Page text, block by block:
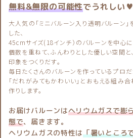
無料&無限の可能性でうれしい♥
大人気の「ミニバルーン入り透明バルーン」
した、
45cmサイズ(18インチ）のバルーンを中心に
個数を重ねて、ふんわりとした優しい空間と
印象をつくりだす。
毎日たくさんのバルーンを作っているプロだ
「だれがみてもかわいい」とおもえる組み合
作りします。
お届けバルーンはヘリウムガスで膨
態で、届きます。
ヘリウムガスの特性は「暑いところ